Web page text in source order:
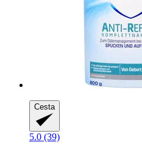
Cesta
5.0 (39)